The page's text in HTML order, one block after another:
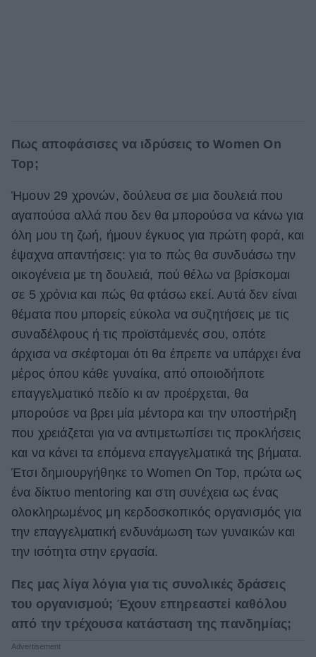
Πως αποφάσισες να ιδρύσεις το Women On
Top;
Ήμουν 29 χρονών, δούλευα σε μια δουλειά που
αγαπούσα αλλά που δεν θα μπορούσα να κάνω για
όλη μου τη ζωή, ήμουν έγκυος για πρώτη φορά, και
έψαχνα απαντήσεις: για το πώς θα συνδυάσω την
οικογένεια με τη δουλειά, πού θέλω να βρίσκομαι
σε 5 χρόνια και πώς θα φτάσω εκεί. Αυτά δεν είναι
θέματα που μπορείς εύκολα να συζητήσεις με τις
συναδέλφους ή τις προϊστάμενές σου, οπότε
άρχισα να σκέφτομαι ότι θα έπρεπε να υπάρχει ένα
μέρος όπου κάθε γυναίκα, από οποιοδήποτε
επαγγελματικό πεδίο κι αν προέρχεται, θα
μπορούσε να βρει μία μέντορα και την υποστήριξη
που χρειάζεται για να αντιμετωπίσει τις προκλήσεις
και να κάνει τα επόμενα επαγγελματικά της βήματα.
Έτσι δημιουργήθηκε το Women On Top, πρώτα ως
ένα δίκτυο mentoring και στη συνέχεια ως ένας
ολοκληρωμένος μη κερδοσκοπικός οργανισμός για
την επαγγελματική ενδυνάμωση των γυναικών και
την ισότητα στην εργασία.
Πες μας λίγα λόγια για τις συνολικές δράσεις
του οργανισμού; Έχουν επηρεαστεί καθόλου
από την τρέχουσα κατάσταση της πανδημίας;